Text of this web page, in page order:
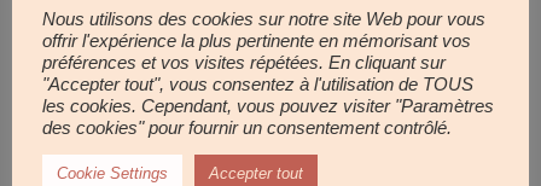
À propos d'Aurélia
Fondatrice de la méthode Face Soul Yoga,
je vous partage mes coups de cœurs, tips
Nous utilisons des cookies sur notre site Web pour vous
offrir l'expérience la plus pertinente en mémorisant vos
préférences et vos visites répétées. En cliquant sur
"Accepter tout", vous consentez à l'utilisation de TOUS
les cookies. Cependant, vous pouvez visiter "Paramètres
des cookies" pour fournir un consentement contrôlé.
Cookie Settings Accepter tout